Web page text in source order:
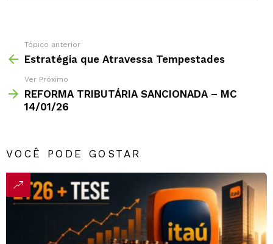
Tópico anterior
Estratégia que Atravessa Tempestades
Ver Próximo
REFORMA TRIBUTÁRIA SANCIONADA – MC
14/01/26
VOCÊ PODE GOSTAR